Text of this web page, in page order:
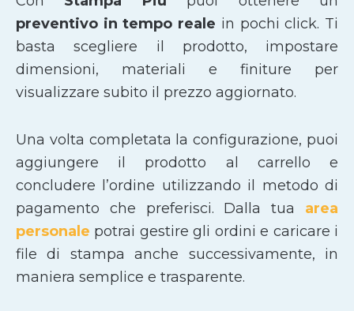
preventivo in tempo reale in pochi click. Ti
basta scegliere il prodotto, impostare
dimensioni, materiali e finiture per
visualizzare subito il prezzo aggiornato.
Una volta completata la configurazione, puoi
aggiungere il prodotto al carrello e
concludere l’ordine utilizzando il metodo di
pagamento che preferisci. Dalla tua area
personale potrai gestire gli ordini e caricare i
file di stampa anche successivamente, in
maniera semplice e trasparente.